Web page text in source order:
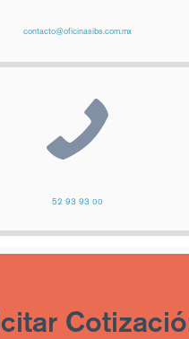
contacto@oficinasibs.com.mx
52 93 93 00